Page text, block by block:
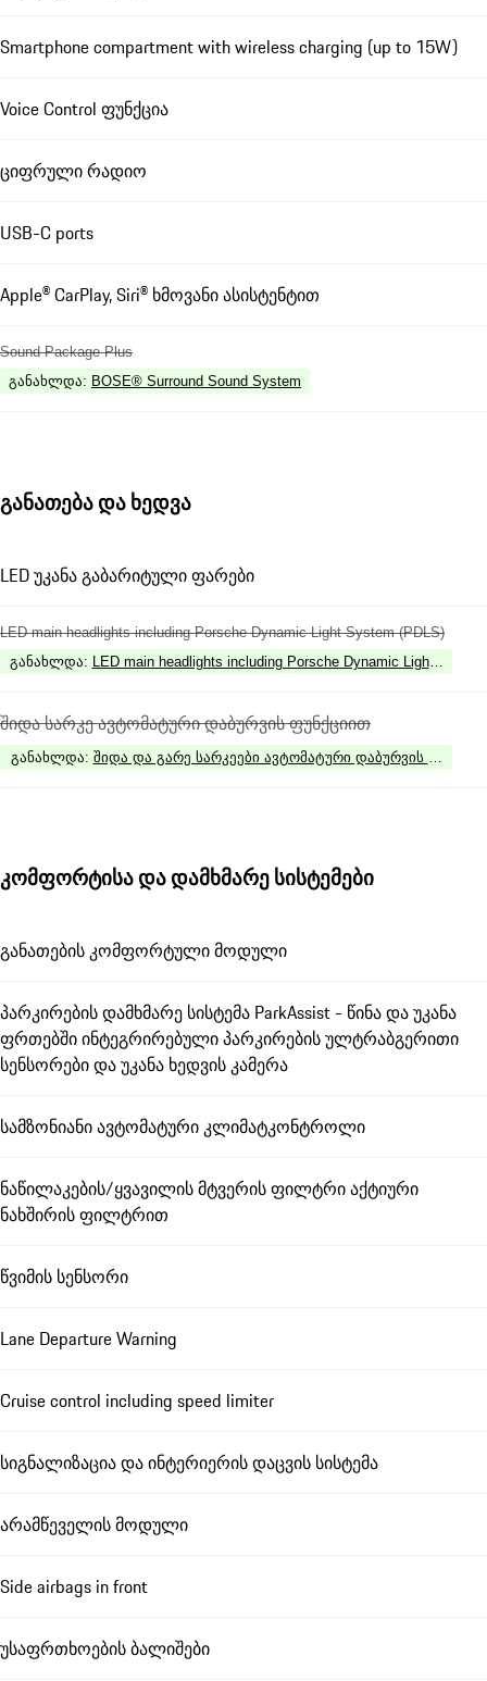
Smartphone compartment with wireless charging (up to 15W)
Voice Control ფუნქცია
ციფრული რადიო
USB-C ports
Apple® CarPlay, Siri® ხმოვანი ასისტენტით
Sound Package Plus
განახლდა: BOSE® Surround Sound System
განათება და ხედვა
LED უკანა გაბარიტული ფარები
LED main headlights including Porsche Dynamic Light System (PDLS)
განახლდა: LED main headlights including Porsche Dynamic Light
შიდა სარკე ავტომატური დაბურვის ფუნქციით
განახლდა: შიდა და გარე სარკეები ავტომატური დაბურვის
კომფორტისა და დამხმარე სისტემები
განათების კომფორტული მოდული
პარკირების დამხმარე სისტემა ParkAssist - წინა და უკანა
ფრთებში ინტეგრირებული პარკირების ულტრაბგერითი
სენსორები და უკანა ხედვის კამერა
სამზონიანი ავტომატური კლიმატკონტროლი
ნაწილაკების/ყვავილის მტვერის ფილტრი აქტიური
ნახშირის ფილტრით
წვიმის სენსორი
Lane Departure Warning
Cruise control including speed limiter
სიგნალიზაცია და ინტერიერის დაცვის სისტემა
არამწეველის მოდული
Side airbags in front
უსაფრთხოების ბალიშები